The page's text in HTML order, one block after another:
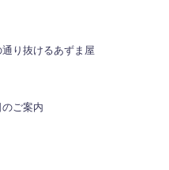
り抜けるあずま屋
ご案内